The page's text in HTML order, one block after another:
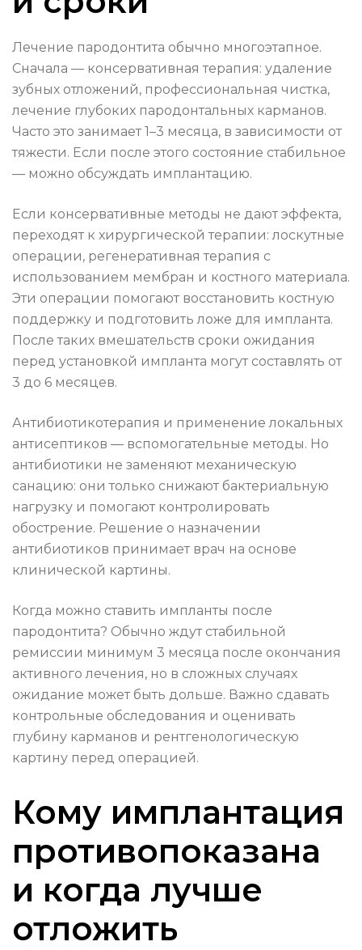
Лечение пародонтита обычно многоэтапное.
Сначала — консервативная терапия: удаление
зубных отложений, профессиональная чистка,
лечение глубоких пародонтальных карманов.
Часто это занимает 1–3 месяца, в зависимости от
тяжести. Если после этого состояние стабильное
— можно обсуждать имплантацию.
Если консервативные методы не дают эффекта,
переходят к хирургической терапии: лоскутные
операции, регенеративная терапия с
использованием мембран и костного материала.
Эти операции помогают восстановить костную
поддержку и подготовить ложе для импланта.
После таких вмешательств сроки ожидания
перед установкой импланта могут составлять от
3 до 6 месяцев.
Антибиотикотерапия и применение локальных
антисептиков — вспомогательные методы. Но
антибиотики не заменяют механическую
санацию: они только снижают бактериальную
нагрузку и помогают контролировать
обострение. Решение о назначении
антибиотиков принимает врач на основе
клинической картины.
Когда можно ставить импланты после
пародонтита? Обычно ждут стабильной
ремиссии минимум 3 месяца после окончания
активного лечения, но в сложных случаях
ожидание может быть дольше. Важно сдавать
контрольные обследования и оценивать
глубину карманов и рентгенологическую
картину перед операцией.
Кому имплантация
противопоказана
и когда лучше
отложить